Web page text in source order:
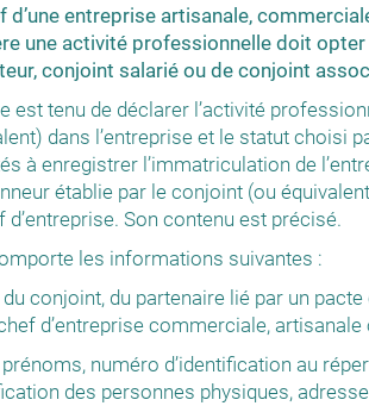
d’une entreprise artisanale,
une activité professionnelle doit
conjoint salarié ou de conjoint
est tenu de déclarer l’activité
dans l’entreprise et le statut choisi
à enregistrer l’immatriculation de
établie par le conjoint (ou
Son contenu est précisé.
les informations suivantes :
conjoint, du partenaire lié par un
d’entreprise commerciale, artisanale
numéro d’identification au
des personnes physiques,